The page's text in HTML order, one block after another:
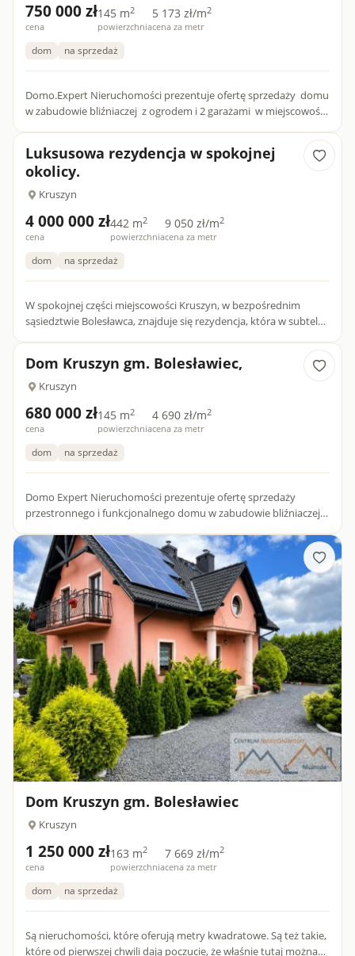
750 000 zł
cena
145 m2
powierzchnia
5 173 zł/m2
cena za metr
dom na sprzedaż
Domo.Expert Nieruchomości prezentuje ofertę sprzedaży domu
w zabudowie bliźniaczej z ogrodem i 2 garażami w miejscowości
Luksusowa rezydencja w spokojnej
okolicy.
Kruszyn
4 000 000 zł
cena
442 m2
powierzchnia
9 050 zł/m2
cena za metr
dom na sprzedaż
W spokojnej części miejscowości Kruszyn, w bezpośrednim
sąsiedztwie Bolesławca, znajduje się rezydencja, która w subtelny
Dom Kruszyn gm. Bolesławiec,
Kruszyn
680 000 zł
cena
145 m2
powierzchnia
4 690 zł/m2
cena za metr
dom na sprzedaż
Domo Expert Nieruchomości prezentuje ofertę sprzedaży
przestronnego i funkcjonalnego domu w zabudowie bliźniaczej,
Ja...
Dom Kruszyn gm. Bolesławiec
Kruszyn
1 250 000 zł
cena
163 m2
powierzchnia
7 669 zł/m2
cena za metr
dom na sprzedaż
Są nieruchomości, które oferują metry kwadratowe. Są też takie,
które od pierwszej chwili dają poczucie, że właśnie tutaj można